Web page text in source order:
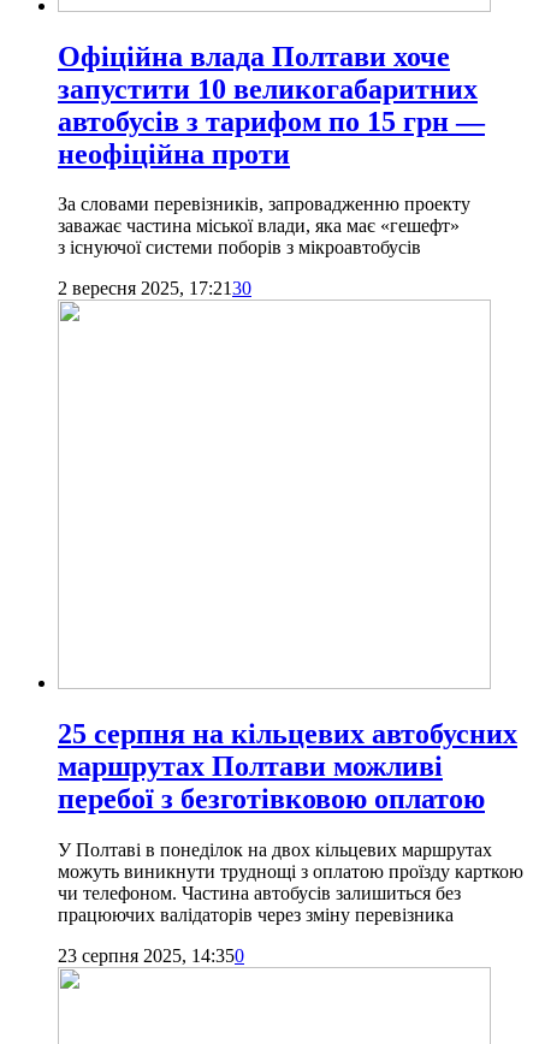
Офіційна влада Полтави хоче
запустити 10 великогабаритних
автобусів з тарифом по 15 грн —
неофіційна проти
За словами перевізників, запровадженню проекту
заважає частина міської влади, яка має «гешефт»
з існуючої системи поборів з мікроавтобусів
2 вересня 2025, 17:2130
25 серпня на кільцевих автобусних
маршрутах Полтави можливі
перебої з безготівковою оплатою
У Полтаві в понеділок на двох кільцевих маршрутах
можуть виникнути труднощі з оплатою проїзду карткою
чи телефоном. Частина автобусів залишиться без
працюючих валідаторів через зміну перевізника
23 серпня 2025, 14:350